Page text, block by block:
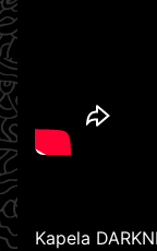
Kapela